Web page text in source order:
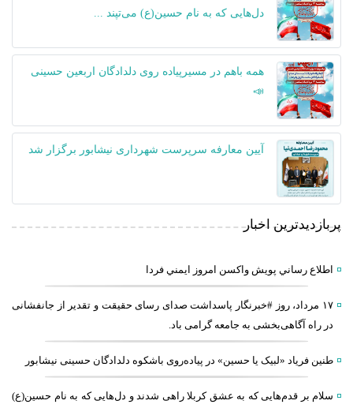
دل‌هایی که به نام حسین(ع) می‌تپند ...
همه باهم در مسیرپیاده روی دلدادگان اربعین حسینی
📣
آیین معارفه سرپرست شهرداری نیشابور برگزار شد
پربازدیدترین اخبار
اطلاع رساني پويش واكسن امروز ايمني فردا
۱۷ مرداد، روز #خبرنگار پاسداشت صدای رسای حقیقت و تقدیر از جانفشانی
در راه آگاهی‌بخشی به جامعه گرامی باد.
طنین فریاد «لبیک یا حسین» در پیاده‌روی باشکوه دلدادگان حسینی نیشابور
سلام بر قدم‌هایی که به عشق کربلا راهی شدند و دل‌هایی که به نام حسین(ع)